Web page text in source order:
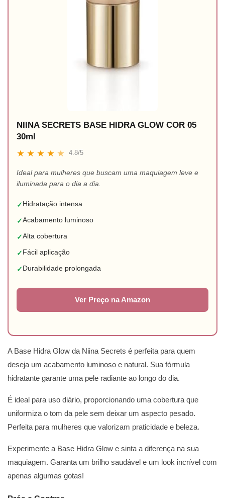
NIINA SECRETS BASE HIDRA GLOW COR 05
30ml
★ ★ ★ ★ ★ 4.8/5
Ideal para mulheres que buscam uma maquiagem leve e
iluminada para o dia a dia.
✓ Hidratação intensa
✓Acabamento luminoso
✓Alta cobertura
✓ Fácil aplicação
✓ Durabilidade prolongada
Ver Preço na Amazon
A Base Hidra Glow da Niina Secrets é perfeita para quem
deseja um acabamento luminoso e natural. Sua fórmula
hidratante garante uma pele radiante ao longo do dia.
É ideal para uso diário, proporcionando uma cobertura que
uniformiza o tom da pele sem deixar um aspecto pesado.
Perfeita para mulheres que valorizam praticidade e beleza.
Experimente a Base Hidra Glow e sinta a diferença na sua
maquiagem. Garanta um brilho saudável e um look incrível com
apenas algumas gotas!